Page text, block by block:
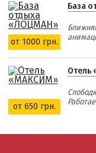
от 1000 грн.
База
от 650 грн.
Отель